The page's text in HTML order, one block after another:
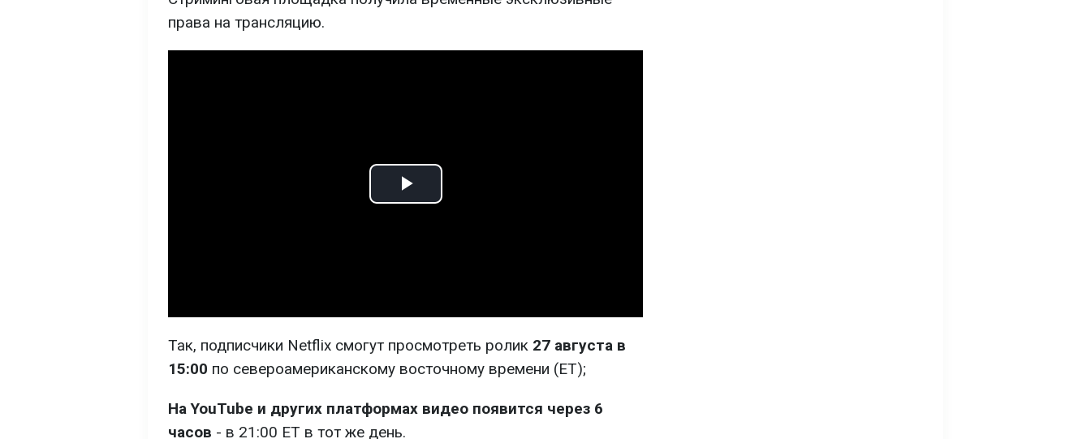
права на трансляцию.
Play
Так, подписчики Netflix смогут просмотреть ролик 27 августа в
15:00 по североамериканскому восточному времени (ET);
На YouTube и других платформах видео появится через 6
часов - в 21:00 ET в тот же день.